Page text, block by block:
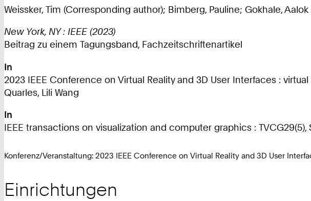
Weissker, Tim (Corresponding author); Bimberg, Pauline; Gokhale,
New York, NY : IEEE (2023)
Beitrag zu einem Tagungsband, Fachzeitschriftenartikel
In
2023 IEEE Conference on Virtual Reality and 3D User Interfaces :
Quarles, Lili Wang
In
IEEE transactions on visualization and computer graphics : TVCG29(5),
Konferenz/Veranstaltung: 2023 IEEE Conference on Virtual Reality and 3D User
Einrichtungen